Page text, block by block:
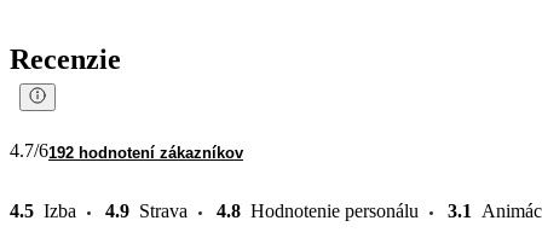
Recenzie
4.7/6192 hodnotení zákazníkov
4.5 Izba 4.9 Strava 4.8 Hodnotenie personálu 3.1